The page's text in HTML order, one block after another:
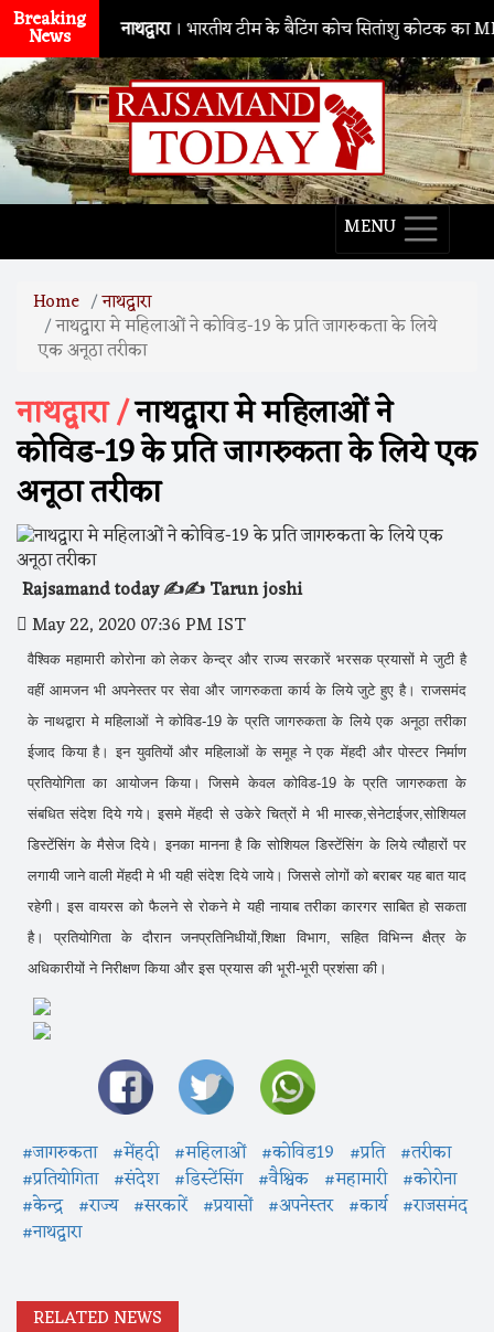
Breaking
News नाथद्वारा। भारतीय टीम के बैटिंग कोच सितांशु कोटक का
MENU
Home नाथद्वारा
नाथद्वारा मे महिलाओं ने कोविड-19 के प्रति जागरुकता के लिये
एक अनूठा तरीका
नाथद्वारा /नाथद्वारा मे महिलाओं ने
कोविड-19 के प्रति जागरुकता के लिये एक
अनूठा तरीका
Rajsamand today ✍️✍️ Tarun joshi
May 22, 2020 07:36 PM IST
वैश्विक महामारी कोरोना को लेकर केन्द्र और राज्य सरकारें भरसक प्रयासों मे जुटी है
वहीं आमजन भी अपनेस्तर पर सेवा और जागरुकता कार्य के लिये जुटे हुए है। राजसमंद
के नाथद्वारा मे महिलाओं ने कोविड-19 के प्रति जागरुकता के लिये एक अनूठा तरीका
ईजाद किया है। इन युवतियों और महिलाओं के समूह ने एक मेंहदी और पोस्टर निर्माण
प्रतियोगिता का आयोजन किया। जिसमे केवल कोविड-19 के प्रति जागरुकता के
संबधित संदेश दिये गये। इसमे मेंहदी से उकेरे चित्रों मे भी मास्क,सेनेटाईजर,सोशियल
डिस्टेंसिंग के मैसेज दिये। इनका मानना है कि सोशियल डिस्टेंसिंग के लिये त्यौहारों पर
लगायी जाने वाली मेंहदी मे भी यही संदेश दिये जाये। जिससे लोगों को बराबर यह बात याद
रहेगी। इस वायरस को फैलने से रोकने मे यही नायाब तरीका कारगर साबित हो सकता
है। प्रतियोगिता के दौरान जनप्रतिनिधीयों,शिक्षा विभाग, सहित विभिन्न क्षैत्र के
अधिकारीयों ने निरीक्षण किया और इस प्रयास की भूरी-भूरी प्रशंसा की।
#जागरुकता #मेंहदी #महिलाओं #कोविड19 #प्रति #तरीका
#प्रतियोगिता #संदेश #डिस्टेंसिंग #वैश्विक #महामारी #कोरोना
#केन्द्र #राज्य #सरकारें #प्रयासों #अपनेस्तर #कार्य #राजसमंद
#नाथद्वारा
RELATED NEWS